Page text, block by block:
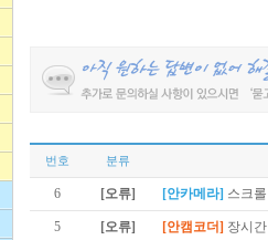
번호 분류
6 [오류] [안카메라] 스크
5 [오류] [안캠코더] 장시